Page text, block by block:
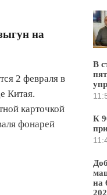
на
2 февраля в
Китая.
карточкой
фонарей
В
К
на